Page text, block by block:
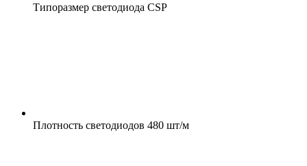
Типоразмер светодиода CSP
Плотность светодиодов 480 шт/м